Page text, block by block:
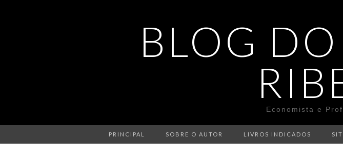
BLOG
Economista e
PRINCIPAL SOBRE O AUTOR LIVROS INDICADOS